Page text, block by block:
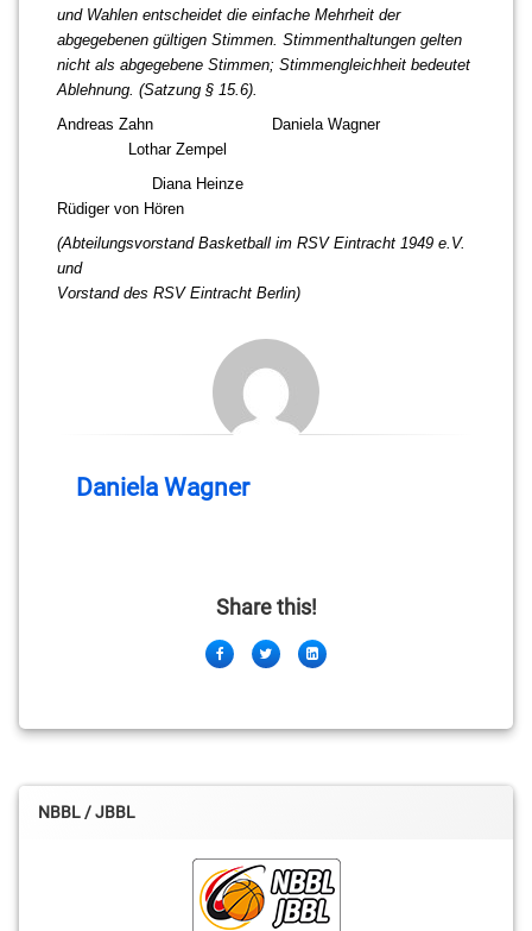
und Wahlen entscheidet die einfache Mehrheit der
abgegebenen gültigen Stimmen. Stimmenthaltungen gelten
nicht als abgegebene Stimmen; Stimmengleichheit bedeutet
Ablehnung. (Satzung § 15.6).
Andreas Zahn Daniela Wagner
Lothar Zempel
Diana Heinze
Rüdiger von Hören
(Abteilungsvorstand Basketball im RSV Eintracht 1949 e.V.
und
Vorstand des RSV Eintracht Berlin)
Daniela Wagner
Share this!
FacebookTwitterLinkedIn
NBBL / JBBL